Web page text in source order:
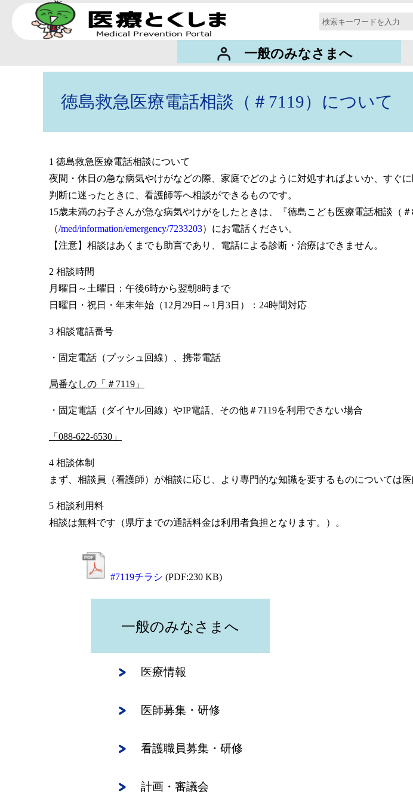
一般のみなさまへ
徳島救急医療電話相談（＃7119）について
1 徳島救急医療電話相談について
夜間・休日の急な病気やけがなどの際、家庭でどのように対処すればよいか、すぐ
判断に迷ったときに、看護師等へ相談ができるものです。
15歳未満のお子さんが急な病気やけがをしたときは、『徳島こども医療電話相談（＃
（/med/information/emergency/7233203）にお電話ください。
【注意】相談はあくまでも助言であり、電話による診断・治療はできません。
2 相談時間
月曜日～土曜日：午後6時から翌朝8時まで
日曜日・祝日・年末年始（12月29日～1月3日）：24時間対応
3 相談電話番号
・固定電話（プッシュ回線）、携帯電話
局番なしの「＃7119」
・固定電話（ダイヤル回線）やIP電話、その他＃7119を利用できない場合
「088-622-6530」
4 相談体制
まず、相談員（看護師）が相談に応じ、より専門的な知識を要するものについては医
5 相談利用料
相談は無料です（県庁までの通話料金は利用者負担となります。）。
#7119チラシ (PDF:230 KB)
一般のみなさまへ
医療情報
医師募集・研修
看護職員募集・研修
計画・審議会